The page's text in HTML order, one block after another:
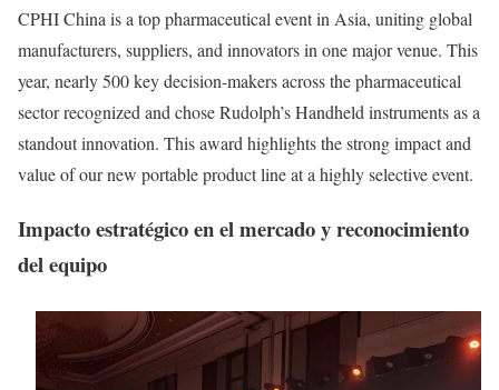
CPHI China is a top pharmaceutical event in Asia, uniting global
manufacturers, suppliers, and innovators in one major venue. This
year, nearly 500 key decision-makers across the pharmaceutical
sector recognized and chose Rudolph’s Handheld instruments as a
standout innovation. This award highlights the strong impact and
value of our new portable product line at a highly selective event.
Impacto estratégico en el mercado y reconocimiento
del equipo